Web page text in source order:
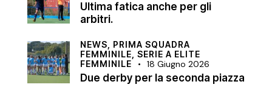
Ultima fatica anche per gli
arbitri.
NEWS, PRIMA SQUADRA
FEMMINILE, SERIE A ELITE
FEMMINILE
18 Giugno 2026
Due derby per la seconda piazza